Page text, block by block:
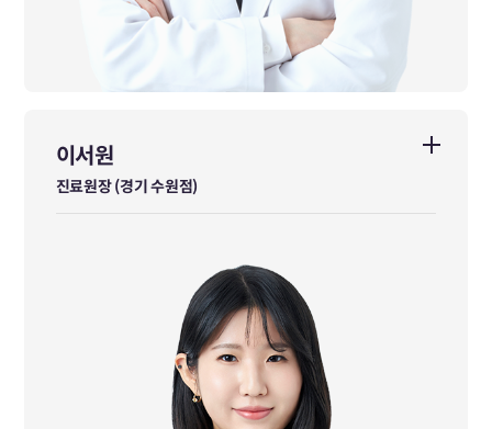
이서원
진료원장 (경기 수원점)
이서원
진료원장 (경기 수원점)
대전대학교 한의과대학 졸업
前 본아한의원 성수 진료원장